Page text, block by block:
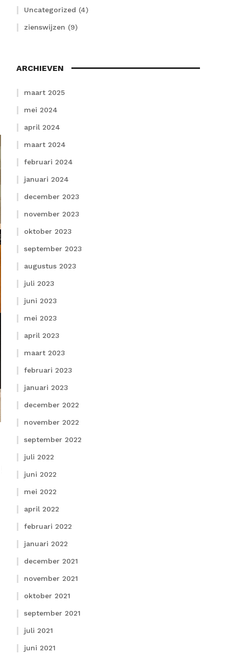
Uncategorized (4)
zienswijzen (9)
ARCHIEVEN
maart 2025
mei 2024
april 2024
maart 2024
februari 2024
januari 2024
december 2023
november 2023
oktober 2023
september 2023
augustus 2023
juli 2023
juni 2023
mei 2023
april 2023
maart 2023
februari 2023
januari 2023
december 2022
november 2022
september 2022
juli 2022
juni 2022
mei 2022
april 2022
februari 2022
januari 2022
december 2021
november 2021
oktober 2021
september 2021
juli 2021
juni 2021